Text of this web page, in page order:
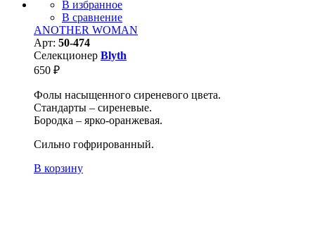
В избранное
В сравнение
ANOTHER WOMAN
Арт: 50-474
Селекционер Blyth
650 ₽
Фолы насыщенного сиреневого цвета.
Стандарты – сиреневые.
Бородка – ярко-оранжевая.
Сильно гофрированный.
В корзину